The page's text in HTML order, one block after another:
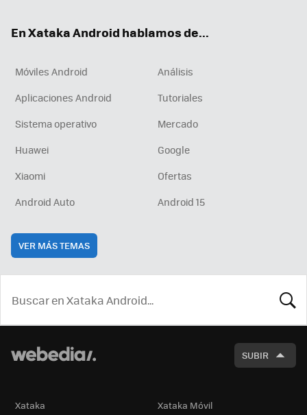
En Xataka Android hablamos de...
Móviles Android
Análisis
Aplicaciones Android
Tutoriales
Sistema operativo
Mercado
Huawei
Google
Xiaomi
Ofertas
Android Auto
Android 15
VER MÁS TEMAS
SUBIR
Xataka Xataka Móvil